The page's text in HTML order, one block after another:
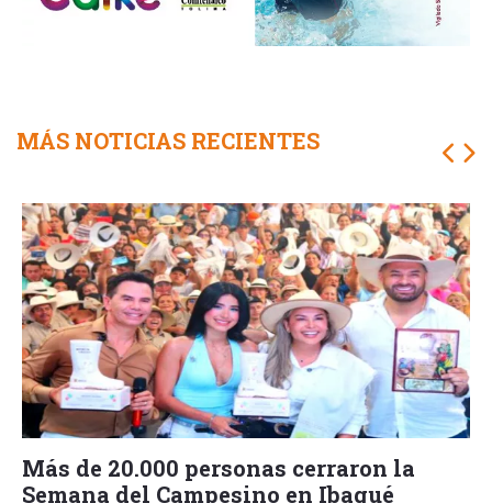
MÁS NOTICIAS RECIENTES
Más de 20.000 personas cerraron la
Semana del Campesino en Ibagué